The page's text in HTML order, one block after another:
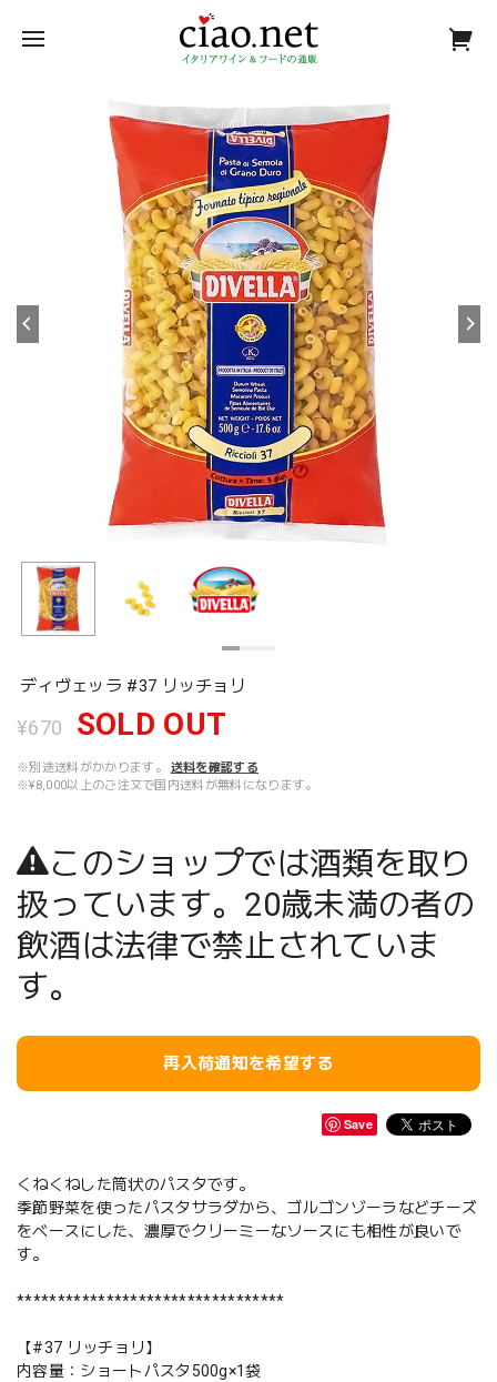
ディヴェッラ #37 リッチョリ
¥670 SOLD OUT
※別途送料がかかります。
送料を確認する
※¥8,000以上のご注文で国内送料が無料になります。
このショップでは酒類を取り
扱っています。20歳未満の者の
飲酒は法律で禁止されていま
す。
再入荷通知を希望する
Save
くねくねした筒状のパスタです。
季節野菜を使ったパスタサラダから、ゴルゴンゾーラなどチーズ
をベースにした、濃厚でクリーミーなソースにも相性が良いで
す。
*********************************
【#37 リッチョリ】
内容量：ショートパスタ500g×1袋